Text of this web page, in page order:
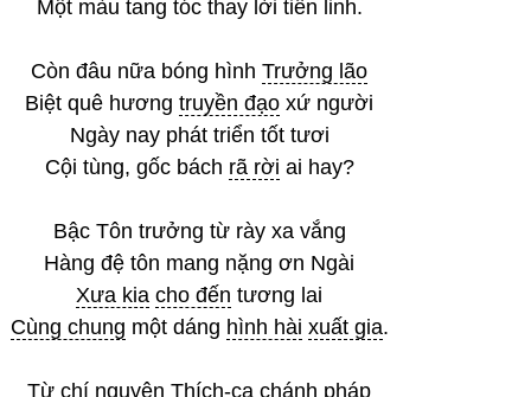
Một màu tang tóc thay lời tiến linh.
Còn đâu nữa bóng hình Trưởng lão
Biệt quê hương truyền đạo xứ người
Ngày nay phát triển tốt tươi
Cội tùng, gốc bách rã rời ai hay?
Bậc Tôn trưởng từ rày xa vắng
Hàng đệ tôn mang nặng ơn Ngài
Xưa kia cho đến tương lai
Cùng chung một dáng hình hài xuất gia.
Từ chí nguyện Thích-ca chánh pháp